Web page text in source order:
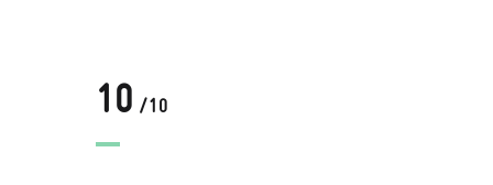
10 /10